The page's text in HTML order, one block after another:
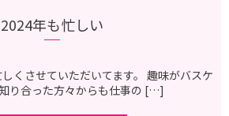
2024年も忙しい
くさせていただいてます。 趣味がバスケ
り合った方々からも仕事の […]